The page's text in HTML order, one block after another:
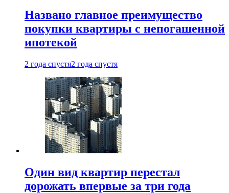
Названо главное преимущество
покупки квартиры с непогашенной
ипотекой
2 года спустя2 года спустя
Один вид квартир перестал
дорожать впервые за три года